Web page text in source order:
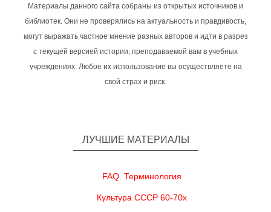
Материалы данного сайта собраны из открытых источников и
библиотек. Они не проверялись на актуальность и правдивость,
могут выражать частное мнение разных авторов и идти в разрез
с текущей версией истории, преподаваемой вам в учебных
учреждениях. Любое их использование вы осуществляете на
свой страх и риск.
ЛУЧШИЕ МАТЕРИАЛЫ
FAQ. Терминология
Культура СССР 60-70х